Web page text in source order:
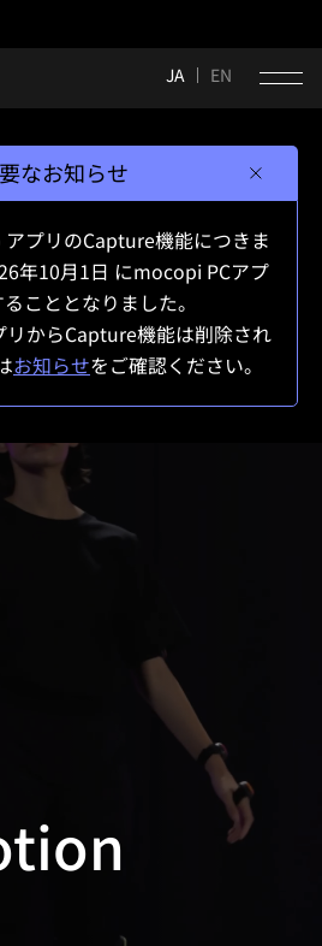
JA EN
なお知らせ
プリのCapture機能につきま
年10月1日 にmocopi PCアプ
こととなりました。
リからCapture機能は削除され
お知らせをご確認ください。